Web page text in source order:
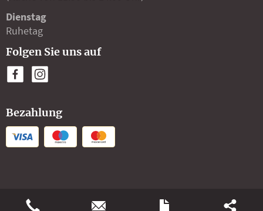
Dienstag
Ruhetag
Folgen Sie uns auf
Bezahlung